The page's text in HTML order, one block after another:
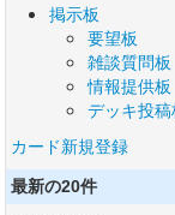
掲示板
要望板
雑談質問板
情報提供板
デッキ投稿
カード新規登録
最新の20件